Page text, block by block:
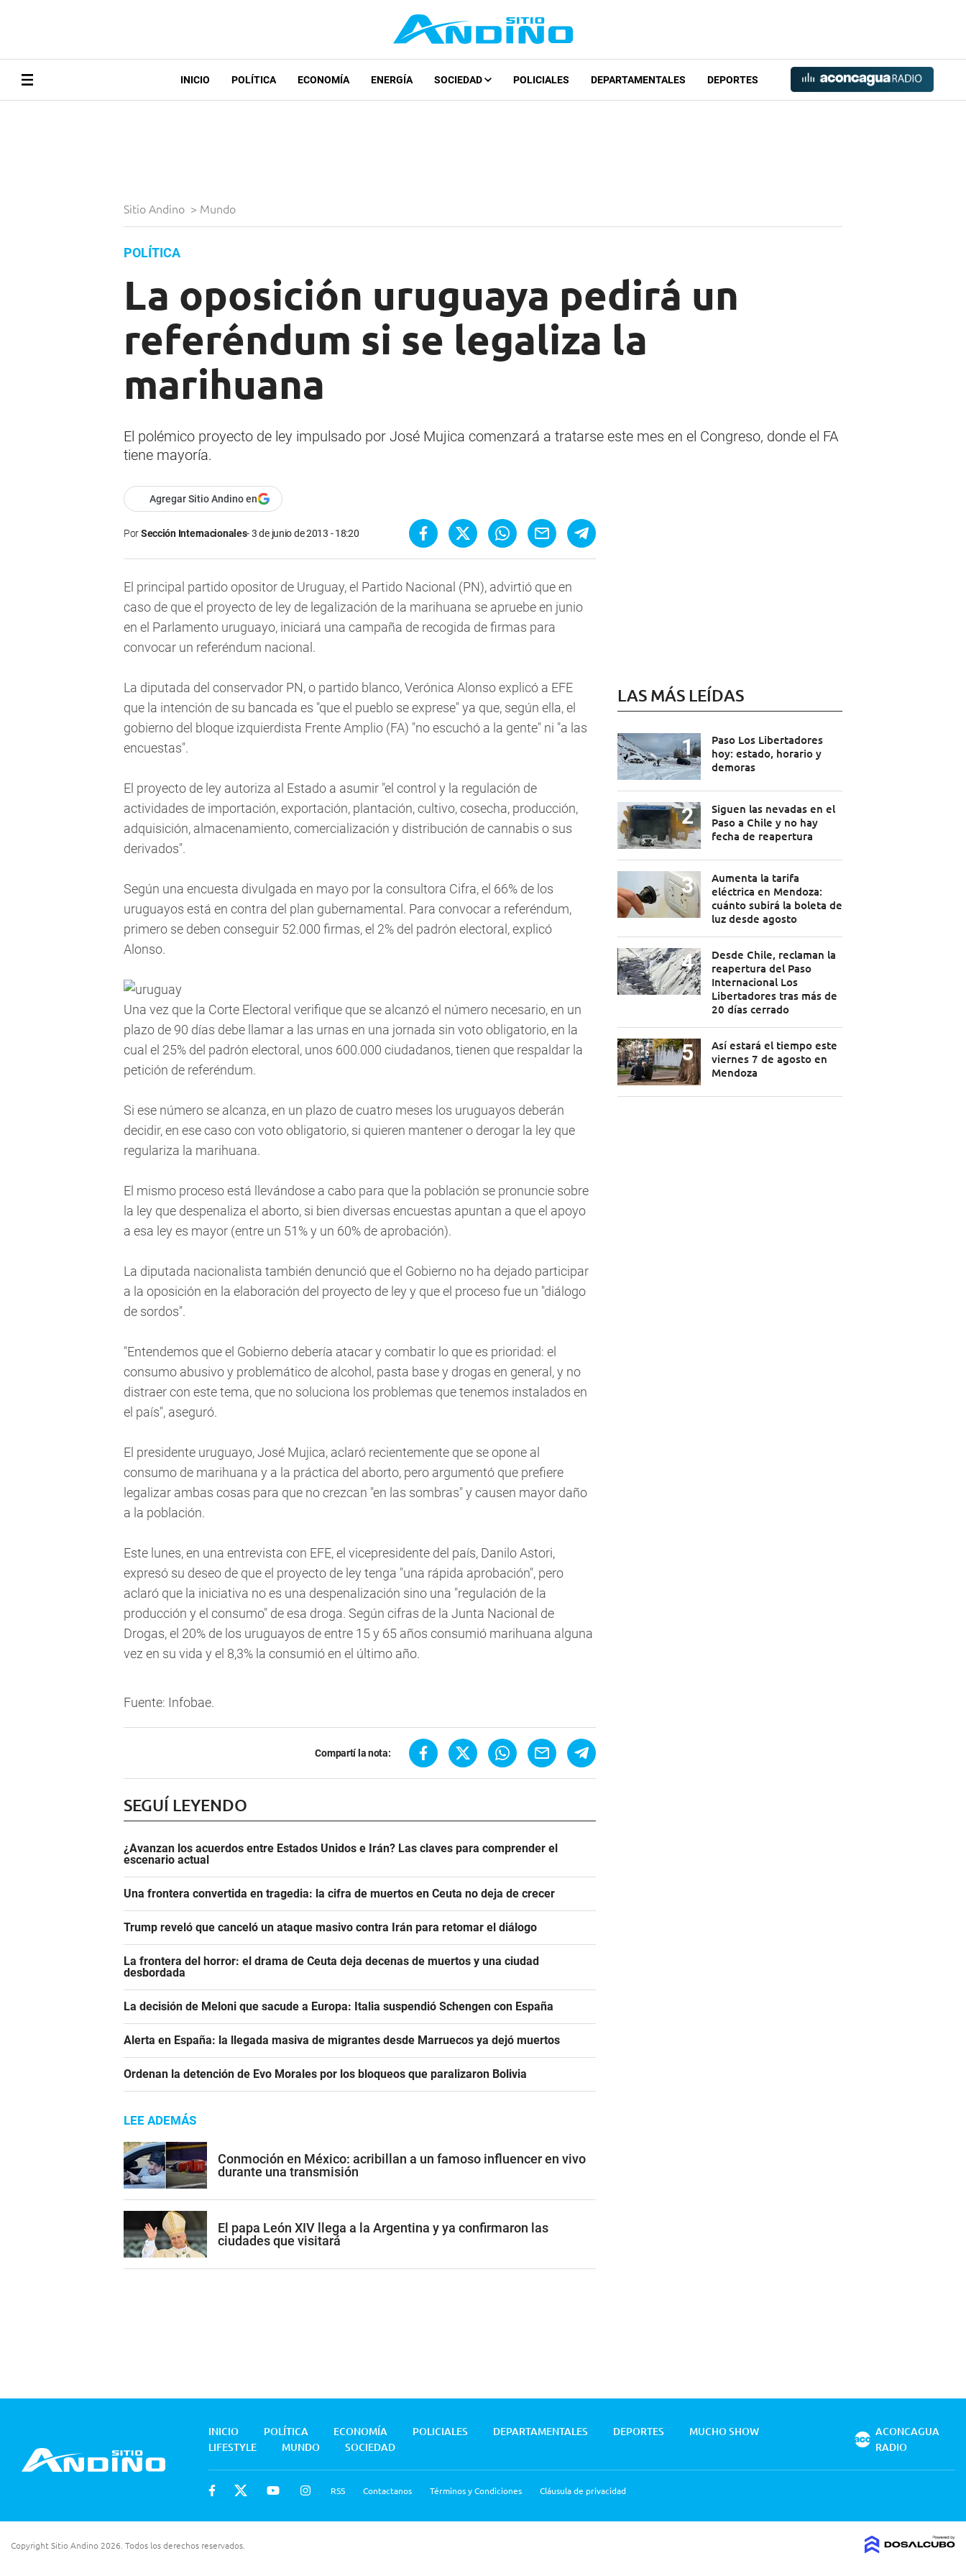
INICIO POLÍTICA ECONOMÍA ENERGÍA SOCIEDAD POLICIALES DEPARTAMENTALES DEPORTES
Sitio Andino > Mundo
POLÍTICA
La oposición uruguaya pedirá un
referéndum si se legaliza la
marihuana
El polémico proyecto de ley impulsado por José Mujica comenzará a tratarse este mes en el Congreso, donde el FA
tiene mayoría.
Agregar Sitio Andino en
PorSección Internacionales 3 de junio de 2013 - 18:20
El principal partido opositor de Uruguay, el Partido Nacional (PN), advirtió que en
caso de que el proyecto de ley de legalización de la marihuana se apruebe en junio
en el Parlamento uruguayo, iniciará una campaña de recogida de firmas para
convocar un referéndum nacional.
La diputada del conservador PN, o partido blanco, Verónica Alonso explicó a EFE
que la intención de su bancada es "que el pueblo se exprese" ya que, según ella, el
gobierno del bloque izquierdista Frente Amplio (FA) "no escuchó a la gente" ni "a las
encuestas".
El proyecto de ley autoriza al Estado a asumir "el control y la regulación de
actividades de importación, exportación, plantación, cultivo, cosecha, producción,
adquisición, almacenamiento, comercialización y distribución de cannabis o sus
derivados".
Según una encuesta divulgada en mayo por la consultora Cifra, el 66% de los
uruguayos está en contra del plan gubernamental. Para convocar a referéndum,
primero se deben conseguir 52.000 firmas, el 2% del padrón electoral, explicó
Alonso.
Una vez que la Corte Electoral verifique que se alcanzó el número necesario, en un
plazo de 90 días debe llamar a las urnas en una jornada sin voto obligatorio, en la
cual el 25% del padrón electoral, unos 600.000 ciudadanos, tienen que respaldar la
petición de referéndum.
Si ese número se alcanza, en un plazo de cuatro meses los uruguayos deberán
decidir, en ese caso con voto obligatorio, si quieren mantener o derogar la ley que
regulariza la marihuana.
El mismo proceso está llevándose a cabo para que la población se pronuncie sobre
la ley que despenaliza el aborto, si bien diversas encuestas apuntan a que el apoyo
a esa ley es mayor (entre un 51% y un 60% de aprobación).
La diputada nacionalista también denunció que el Gobierno no ha dejado participar
a la oposición en la elaboración del proyecto de ley y que el proceso fue un "diálogo
de sordos".
"Entendemos que el Gobierno debería atacar y combatir lo que es prioridad: el
consumo abusivo y problemático de alcohol, pasta base y drogas en general, y no
distraer con este tema, que no soluciona los problemas que tenemos instalados en
el país", aseguró.
El presidente uruguayo, José Mujica, aclaró recientemente que se opone al
consumo de marihuana y a la práctica del aborto, pero argumentó que prefiere
legalizar ambas cosas para que no crezcan "en las sombras" y causen mayor daño
a la población.
Este lunes, en una entrevista con EFE, el vicepresidente del país, Danilo Astori,
expresó su deseo de que el proyecto de ley tenga "una rápida aprobación", pero
aclaró que la iniciativa no es una despenalización sino una "regulación de la
producción y el consumo" de esa droga. Según cifras de la Junta Nacional de
Drogas, el 20% de los uruguayos de entre 15 y 65 años consumió marihuana alguna
vez en su vida y el 8,3% la consumió en el último año.
Fuente: Infobae.
Compartí la nota:
SEGUÍ LEYENDO
¿Avanzan los acuerdos entre Estados Unidos e Irán? Las claves para comprender el
escenario actual
Una frontera convertida en tragedia: la cifra de muertos en Ceuta no deja de crecer
Trump reveló que canceló un ataque masivo contra Irán para retomar el diálogo
La frontera del horror: el drama de Ceuta deja decenas de muertos y una ciudad
desbordada
La decisión de Meloni que sacude a Europa: Italia suspendió Schengen con España
Alerta en España: la llegada masiva de migrantes desde Marruecos ya dejó muertos
Ordenan la detención de Evo Morales por los bloqueos que paralizaron Bolivia
LEE ADEMÁS
Conmoción en México: acribillan a un famoso influencer en vivo
durante una transmisión
El papa León XIV llega a la Argentina y ya confirmaron las
ciudades que visitará
LAS MÁS LEÍDAS
Paso Los Libertadores
hoy: estado, horario y
demoras
Siguen las nevadas en el
Paso a Chile y no hay
fecha de reapertura
Aumenta la tarifa
eléctrica en Mendoza:
cuánto subirá la boleta de
luz desde agosto
Desde Chile, reclaman la
reapertura del Paso
Internacional Los
Libertadores tras más de
20 días cerrado
Así estará el tiempo este
viernes 7 de agosto en
Mendoza
INICIO POLÍTICA ECONOMÍA POLICIALES DEPARTAMENTALES DEPORTES
MUCHO SHOW
LIFESTYLE
MUNDO SOCIEDAD
RSS Contactanos Términos y Condiciones Cláusula de privacidad
ACONCAGUA
RADIO
Copyright Sitio Andino 2026. Todos los derechos reservados.